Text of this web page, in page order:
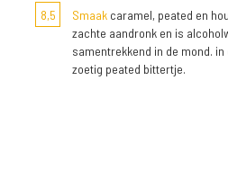
8,5 Smaak caramel, peated en
zachte aandronk en is
samentrekkend in de mond.
zoetig peated bittertje.